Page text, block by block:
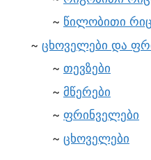
წილობითი
ცხოველები და
თევზები
მწერები
ფრინველები
ცხოველები